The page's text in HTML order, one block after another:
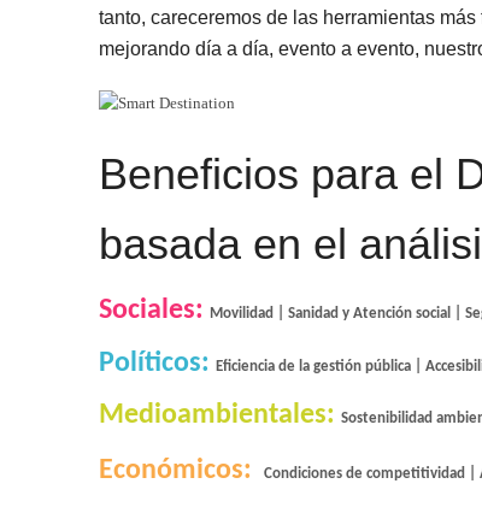
tanto, careceremos de las herramientas
mejorando día a día, evento a evento,
Beneficios para el
basada en el
Sociales: Movilidad | Sanidad y Atención social |
Políticos: Eficiencia de la gestión pública |
Medioambientales: Sostenibilidad
Económicos: Condiciones de competitividad |